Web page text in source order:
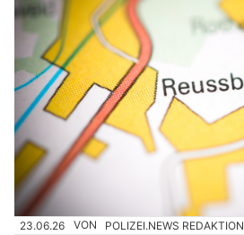
23.06.26 VON POLIZEI.NEWS REDAKTION